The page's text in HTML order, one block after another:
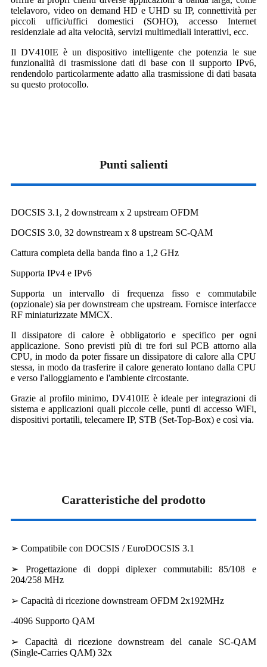
telelavoro, video on demand HD e UHD su IP, connettività per
piccoli uffici/uffici domestici (SOHO), accesso Internet
residenziale ad alta velocità, servizi multimediali interattivi, ecc.
Il DV410IE è un dispositivo intelligente che potenzia le sue
funzionalità di trasmissione dati di base con il supporto IPv6,
rendendolo particolarmente adatto alla trasmissione di dati basata
su questo protocollo.
Punti salienti
DOCSIS 3.1, 2 downstream x 2 upstream OFDM
DOCSIS 3.0, 32 downstream x 8 upstream SC-QAM
Cattura completa della banda fino a 1,2 GHz
Supporta IPv4 e IPv6
Supporta un intervallo di frequenza fisso e commutabile
(opzionale) sia per downstream che upstream. Fornisce interfacce
RF miniaturizzate MMCX.
Il dissipatore di calore è obbligatorio e specifico per ogni
applicazione. Sono previsti più di tre fori sul PCB attorno alla
CPU, in modo da poter fissare un dissipatore di calore alla CPU
stessa, in modo da trasferire il calore generato lontano dalla CPU
e verso l'alloggiamento e l'ambiente circostante.
Grazie al profilo minimo, DV410IE è ideale per integrazioni di
sistema e applicazioni quali piccole celle, punti di accesso WiFi,
dispositivi portatili, telecamere IP, STB (Set-Top-Box) e così via.
Caratteristiche del prodotto
➢ Compatibile con DOCSIS / EuroDOCSIS 3.1
➢ Progettazione di doppi diplexer commutabili: 85/108 e
204/258 MHz
➢ Capacità di ricezione downstream OFDM 2x192MHz
-4096 Supporto QAM
➢ Capacità di ricezione downstream del canale SC-QAM
(Single-Carries QAM) 32x